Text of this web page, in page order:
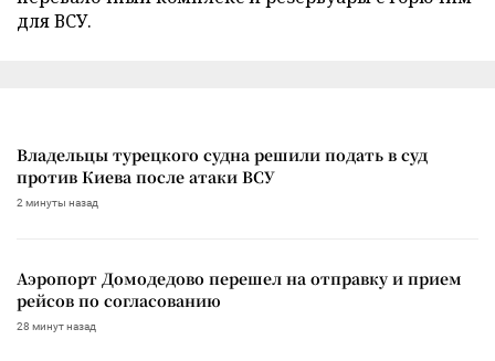
для ВСУ.
Владельцы турецкого судна решили подать в суд
против Киева после атаки ВСУ
2 минуты назад
Аэропорт Домодедово перешел на отправку и прием
рейсов по согласованию
28 минут назад